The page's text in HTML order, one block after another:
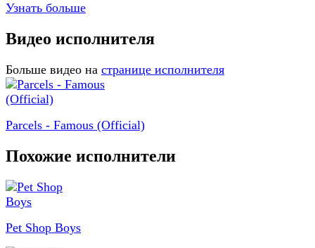
Узнать больше
Видео исполнителя
Больше видео на странице исполнителя
Parcels - Famous (Official)
Похожие исполнители
Pet Shop Boys